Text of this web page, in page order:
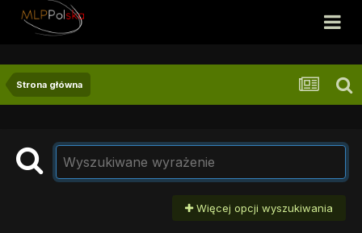
Strona główna
Więcej opcji wyszukiwania